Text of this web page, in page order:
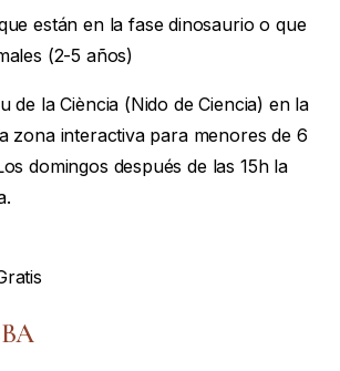
están en la fase dinosaurio o que
(2-5 años)
de la Ciència (Nido de Ciencia) en la
zona interactiva para menores de 6
domingos después de las 15h la